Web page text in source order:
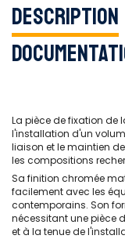
Description
La pièce de fixation de
l'installation d'un
liaison et le maintien
les compositions
Sa finition chromée
facilement avec les
contemporains. Son
nécessitant une pièce
et à la tenue de